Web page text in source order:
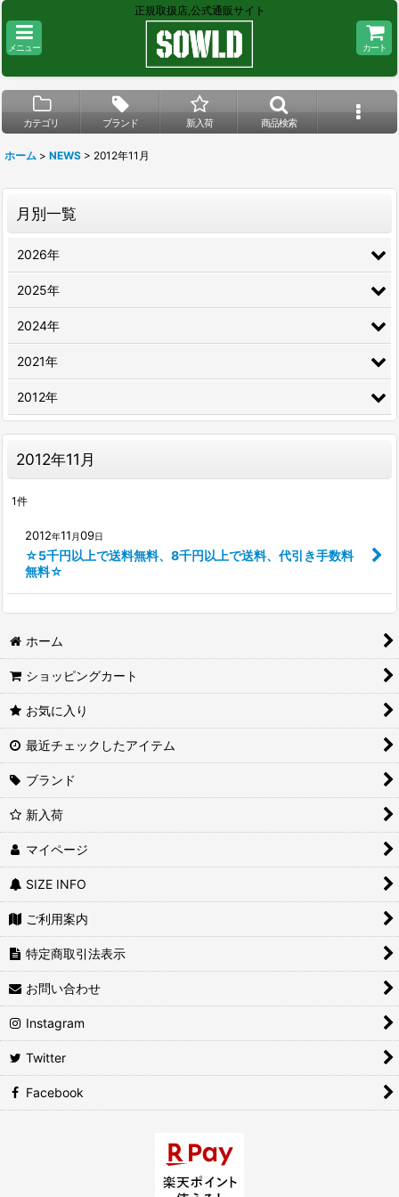
正規取扱店,公式通販サイト
メニュー カート
カテゴリ ブランド 新入荷 商品検索
ホーム > NEWS > 2012年11月
2012年11月
1件
2012年11 月09日
☆5千円以上で送料無料、8千円以上で送料、代引き手数料
無料☆
月別一覧
2026年
2025年
2024年
2021年
2012年
ホーム
ショッピングカート
お気に入り
最近チェックしたアイテム
ブランド
新入荷
マイページ
SIZE INFO
ご利用案内
特定商取引法表示
お問い合わせ
Instagram
Twitter
Facebook